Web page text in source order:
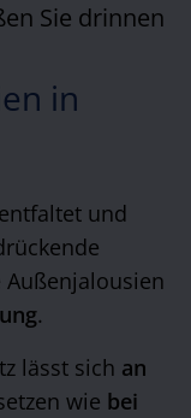
Sie drinnen
in
und
.
lässt sich an
wie bei